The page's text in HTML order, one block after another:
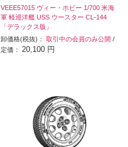
VEEE57015 ヴィー・ホビー 1/700 米海
軍 軽巡洋艦 USS ウースター CL-144
「デラックス版」
卸価格(税抜)：取引中の会員のみ公開 /
定価： 20,100 円